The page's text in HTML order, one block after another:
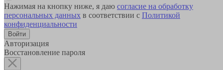
Нажимая на кнопку ниже, я даю согласие на обработку
персональных данных в соответствии с Политикой
конфиденциальности
Авторизация
Восстановление пароля